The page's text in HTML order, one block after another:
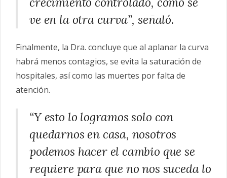
ve en la otra curva”, señaló.
Finalmente, la Dra. concluye que al aplanar la curva
habrá menos contagios, se evita la saturación de
hospitales, así como las muertes por falta de
atención.
“Y esto lo logramos solo con
quedarnos en casa, nosotros
podemos hacer el cambio que se
requiere para que no nos suceda lo